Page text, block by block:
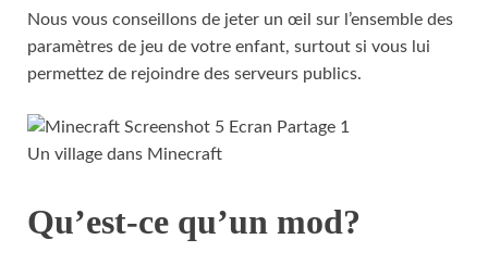
Nous vous conseillons de jeter un œil sur l’ensemble des
paramètres de jeu de votre enfant, surtout si vous lui
permettez de rejoindre des serveurs publics.
Un village dans Minecraft
Qu’est-ce qu’un mod?